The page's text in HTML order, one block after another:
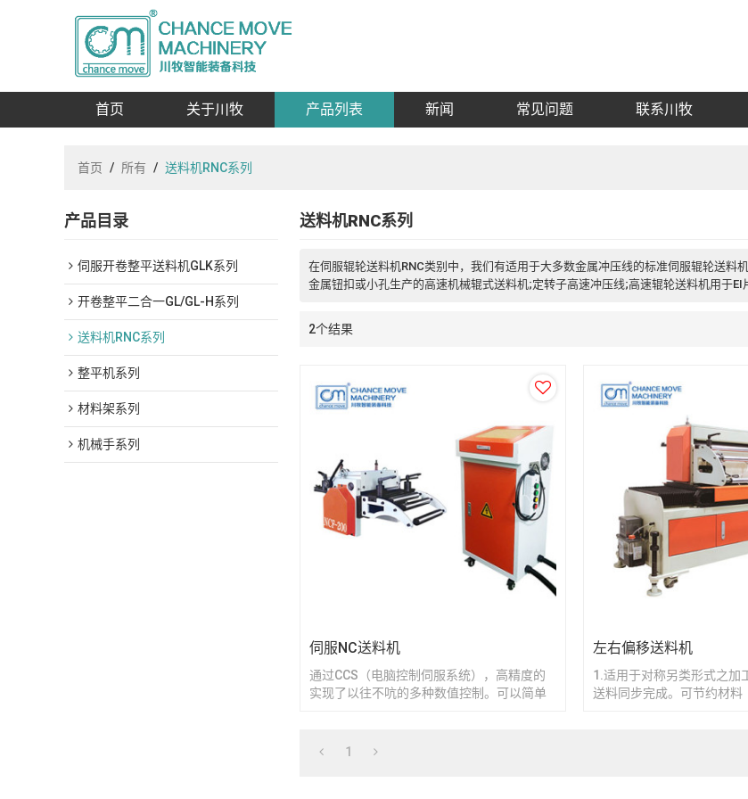
首页 关于川牧 产品列表 新闻 常见问题 联系川牧
首页 / 所有 / 送料机RNC系列
产品目录
伺服开卷整平送料机GLK系列
开卷整平二合一GL/GL-H系列
送料机RNC系列
整平机系列
材料架系列
机械手系列
送料机RNC系列
在伺服辊轮送料机RNC类别中，我们有适用于大多数金属冲压线的标准伺服辊轮送
金属钮扣或小孔生产的高速机械辊式送料机;定转子高速冲压线;高速辊轮送料机用于EI
2个结果
伺服NC送料机
通过CCS（电脑控制伺服系统），高精度的
实现了以往不吭的多种数值控制。可以简单
左右偏移送料机
1.适用于对称另类形式之加
送料同步完成。可节约材料
1